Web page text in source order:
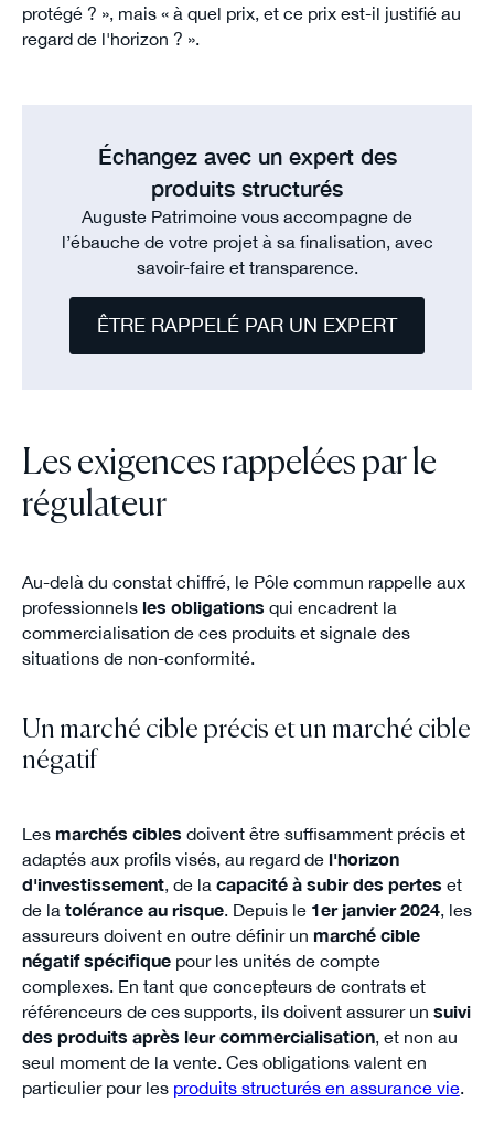
protégé ? », mais « à quel prix, et ce prix est-il justifié au
regard de l'horizon ? ».
Échangez avec un expert des
produits structurés
Auguste Patrimoine vous accompagne de
l’ébauche de votre projet à sa finalisation, avec
savoir-faire et transparence.
ÊTRE RAPPELÉ PAR UN EXPERT
Les exigences rappelées par le
régulateur
Au-delà du constat chiffré, le Pôle commun rappelle aux
professionnels les obligations qui encadrent la
commercialisation de ces produits et signale des
situations de non-conformité.
Un marché cible précis et un marché cible
négatif
Les marchés cibles doivent être suffisamment précis et
adaptés aux profils visés, au regard de l'horizon
d'investissement, de la capacité à subir des pertes et
de la tolérance au risque. Depuis le 1er janvier 2024, les
assureurs doivent en outre définir un marché cible
négatif spécifiquepour les unités de compte
complexes. En tant que concepteurs de contrats et
référenceurs de ces supports, ils doivent assurer un suivi
des produits après leur commercialisation, et non au
seul moment de la vente. Ces obligations valent en
particulier pour les produits structurés en assurance vie.